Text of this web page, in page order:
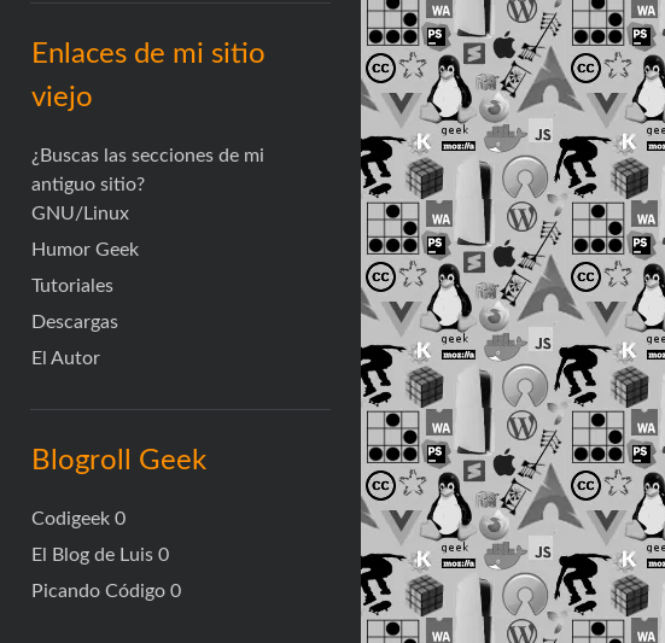
Enlaces de mi sitio
viejo
¿Buscas las secciones de mi
antiguo sitio?
GNU/Linux
Humor Geek
Tutoriales
Descargas
El Autor
Blogroll Geek
Codigeek0
El Blog de Luis0
Picando Código0